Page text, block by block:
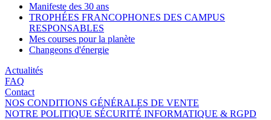
Manifeste des 30 ans
TROPHÉES FRANCOPHONES DES CAMPUS
RESPONSABLES
Mes courses pour la planète
Changeons d'énergie
Actualités
FAQ
Contact
NOS CONDITIONS GÉNÉRALES DE VENTE
NOTRE POLITIQUE SÉCURITÉ INFORMATIQUE & RGPD